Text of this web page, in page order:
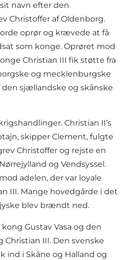
navn efter den
Christoffer af Oldenborg.
oprør og krævede at få
som konge. Oprøret mod
Christian III fik støtte fra
og mecklenburgske
sjællandske og skånske
Christian II’s
skipper Clement, fulgte
Christoffer og rejste en
og Vendsyssel.
adelen, der var loyale
III. Mange hovedgårde i det
blev brændt ned.
Gustav Vasa og den
Christian III. Den svenske
ind i Skåne og Halland og